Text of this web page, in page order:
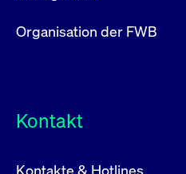
Organisation der FWB
Kontakt
Kontakte & Hotlines